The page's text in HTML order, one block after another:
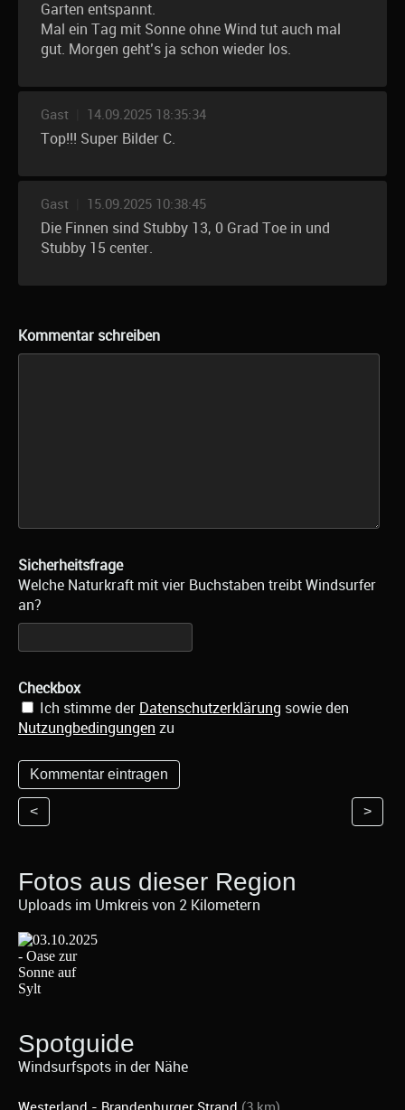
Garten entspannt.
Mal ein Tag mit Sonne ohne Wind tut auch mal
gut. Morgen geht’s ja schon wieder los.
Gast 14.09.2025 18:35:34
Top!!! Super Bilder C.
Gast 15.09.2025 10:38:45
Die Finnen sind Stubby 13, 0 Grad Toe in und
Stubby 15 center.
Kommentar schreiben
Sicherheitsfrage
Welche Naturkraft mit vier Buchstaben treibt Windsurfer
an?
Checkbox
Ich stimme der Datenschutzerklärung sowie den
Nutzungbedingungen zu
< >
Fotos aus dieser Region
Uploads im Umkreis von 2 Kilometern
Spotguide
Windsurfspots in der Nähe